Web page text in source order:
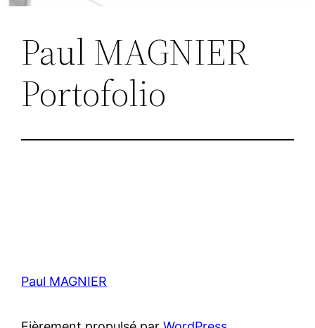
Paul MAGNIER
Portofolio
Paul MAGNIER